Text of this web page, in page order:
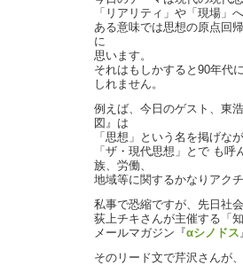
「リアリティ」や「現場」
ある意味では思想の原点回
に
思います。
それはもしかすると90年代
しれません。
例えば、今日のゲスト、東
図』は
「思想」という名を掲げな
「ザ・現代思想」とで も
族、労働、
地域等に関するかなりアク
私事で恐縮ですが、先日社
荻上チキさんが主催する「
メールマガジン『 αシノドス
そのリード文で芹沢さんが